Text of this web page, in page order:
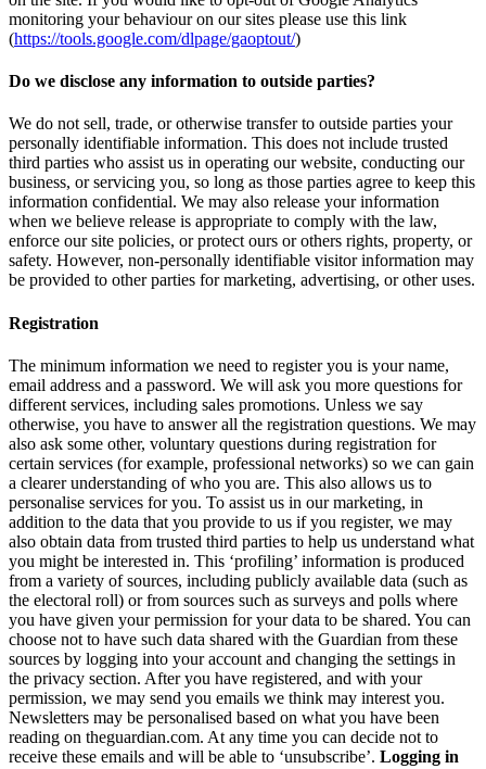
monitoring your behaviour on our sites please use this link
(https://tools.google.com/dlpage/gaoptout/)
Do we disclose any information to outside parties?
We do not sell, trade, or otherwise transfer to outside parties your
personally identifiable information. This does not include trusted
third parties who assist us in operating our website, conducting our
business, or servicing you, so long as those parties agree to keep this
information confidential. We may also release your information
when we believe release is appropriate to comply with the law,
enforce our site policies, or protect ours or others rights, property, or
safety. However, non-personally identifiable visitor information may
be provided to other parties for marketing, advertising, or other uses.
Registration
The minimum information we need to register you is your name,
email address and a password. We will ask you more questions for
different services, including sales promotions. Unless we say
otherwise, you have to answer all the registration questions. We may
also ask some other, voluntary questions during registration for
certain services (for example, professional networks) so we can gain
a clearer understanding of who you are. This also allows us to
personalise services for you. To assist us in our marketing, in
addition to the data that you provide to us if you register, we may
also obtain data from trusted third parties to help us understand what
you might be interested in. This ‘profiling’ information is produced
from a variety of sources, including publicly available data (such as
the electoral roll) or from sources such as surveys and polls where
you have given your permission for your data to be shared. You can
choose not to have such data shared with the Guardian from these
sources by logging into your account and changing the settings in
the privacy section. After you have registered, and with your
permission, we may send you emails we think may interest you.
Newsletters may be personalised based on what you have been
reading on theguardian.com. At any time you can decide not to
receive these emails and will be able to ‘unsubscribe’. Logging in